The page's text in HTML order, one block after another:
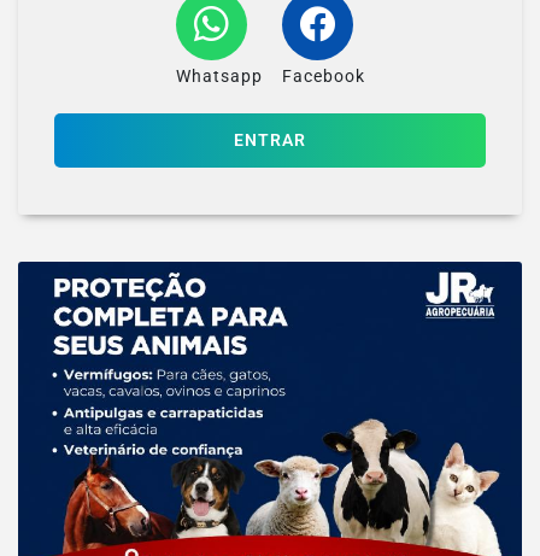
Whatsapp Facebook
ENTRAR